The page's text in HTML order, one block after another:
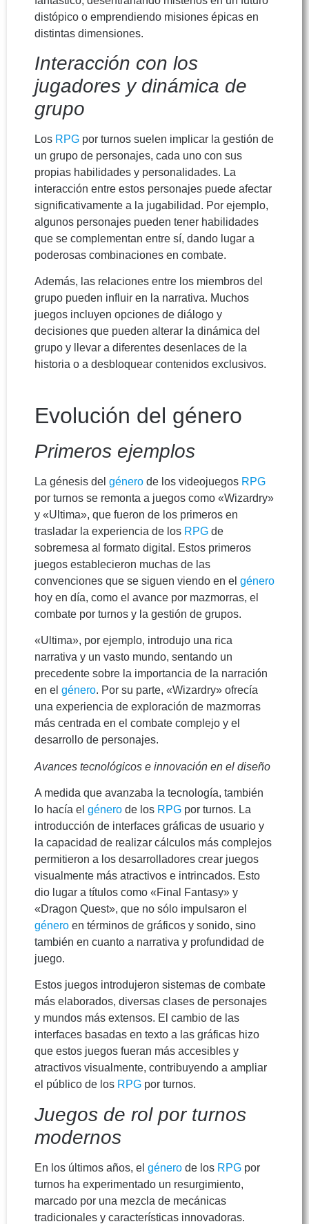
distópico o emprendiendo misiones épicas en
distintas dimensiones.
Interacción con los
jugadores y dinámica de
grupo
Los RPG por turnos suelen implicar la gestión de
un grupo de personajes, cada uno con sus
propias habilidades y personalidades. La
interacción entre estos personajes puede afectar
significativamente a la jugabilidad. Por ejemplo,
algunos personajes pueden tener habilidades
que se complementan entre sí, dando lugar a
poderosas combinaciones en combate.
Además, las relaciones entre los miembros del
grupo pueden influir en la narrativa. Muchos
juegos incluyen opciones de diálogo y
decisiones que pueden alterar la dinámica del
grupo y llevar a diferentes desenlaces de la
historia o a desbloquear contenidos exclusivos.
Evolución del género
Primeros ejemplos
La génesis del género de los videojuegos RPG
por turnos se remonta a juegos como «Wizardry»
y «Ultima», que fueron de los primeros en
trasladar la experiencia de los RPG de
sobremesa al formato digital. Estos primeros
juegos establecieron muchas de las
convenciones que se siguen viendo en el género
hoy en día, como el avance por mazmorras, el
combate por turnos y la gestión de grupos.
«Ultima», por ejemplo, introdujo una rica
narrativa y un vasto mundo, sentando un
precedente sobre la importancia de la narración
en el género. Por su parte, «Wizardry» ofrecía
una experiencia de exploración de mazmorras
más centrada en el combate complejo y el
desarrollo de personajes.
Avances tecnológicos e innovación en el diseño
A medida que avanzaba la tecnología, también
lo hacía el género de los RPG por turnos. La
introducción de interfaces gráficas de usuario y
la capacidad de realizar cálculos más complejos
permitieron a los desarrolladores crear juegos
visualmente más atractivos e intrincados. Esto
dio lugar a títulos como «Final Fantasy» y
«Dragon Quest», que no sólo impulsaron el
género en términos de gráficos y sonido, sino
también en cuanto a narrativa y profundidad de
juego.
Estos juegos introdujeron sistemas de combate
más elaborados, diversas clases de personajes
y mundos más extensos. El cambio de las
interfaces basadas en texto a las gráficas hizo
que estos juegos fueran más accesibles y
atractivos visualmente, contribuyendo a ampliar
el público de los RPG por turnos.
Juegos de rol por turnos
modernos
En los últimos años, el género de los RPG por
turnos ha experimentado un resurgimiento,
marcado por una mezcla de mecánicas
tradicionales y características innovadoras.